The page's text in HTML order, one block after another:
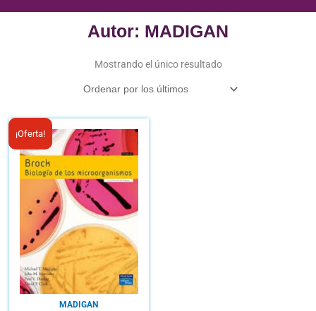
Autor: MADIGAN
Mostrando el único resultado
¡Oferta!
MADIGAN
El
precio
era:
B/.48.15.
El
precio
es: